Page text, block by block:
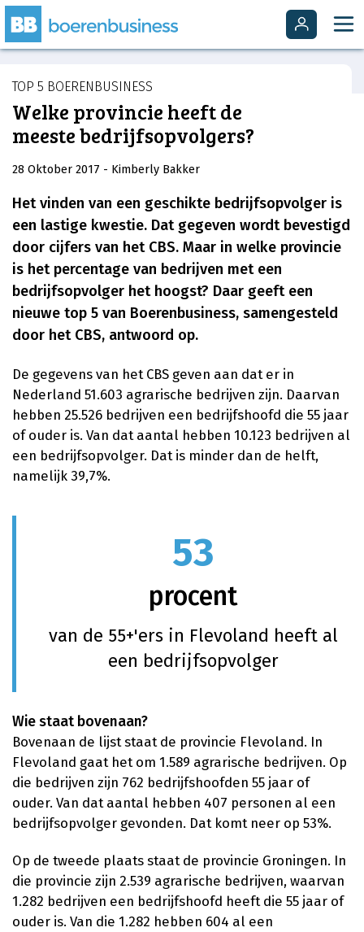
TOP 5 BOERENBUSINESS
Welke provincie heeft de
meeste bedrijfsopvolgers?
28 Oktober 2017 - Kimberly Bakker
Het vinden van een geschikte bedrijfsopvolger is
een lastige kwestie. Dat gegeven wordt bevestigd
door cijfers van het CBS. Maar in welke provincie
is het percentage van bedrijven met een
bedrijfsopvolger het hoogst? Daar geeft een
nieuwe top 5 van Boerenbusiness, samengesteld
door het CBS, antwoord op.
De gegevens van het CBS geven aan dat er in
Nederland 51.603 agrarische bedrijven zijn. Daarvan
hebben 25.526 bedrijven een bedrijfshoofd die 55 jaar
of ouder is. Van dat aantal hebben 10.123 bedrijven al
een bedrijfsopvolger. Dat is minder dan de helft,
namelijk 39,7%.
53
procent
van de 55+'ers in Flevoland heeft al
een bedrijfsopvolger
Wie staat bovenaan?
Bovenaan de lijst staat de provincie Flevoland. In
Flevoland gaat het om 1.589 agrarische bedrijven. Op
die bedrijven zijn 762 bedrijfshoofden 55 jaar of
ouder. Van dat aantal hebben 407 personen al een
bedrijfsopvolger gevonden. Dat komt neer op 53%.
Op de tweede plaats staat de provincie Groningen. In
die provincie zijn 2.539 agrarische bedrijven, waarvan
1.282 bedrijven een bedrijfshoofd heeft die 55 jaar of
ouder is. Van die 1.282 hebben 604 al een